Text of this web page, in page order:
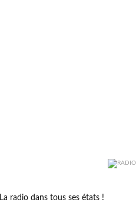
La radio dans tous ses états !